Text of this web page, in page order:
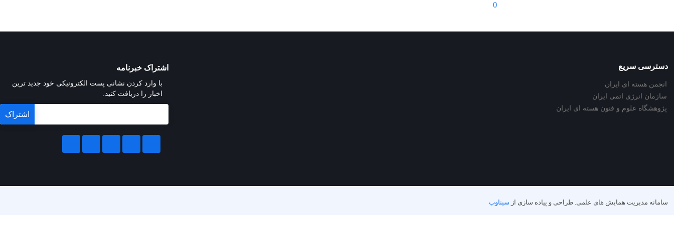
0
دسترسی سریع
انجمن هسته ای ایران
سازمان انرژی اتمی ایران
پژوهشگاه علوم و فنون هسته ای ایران
اشتراک خبرنامه
با وارد کردن نشانی پست الکترونیکی خود جدید ترین
اخبار را دریافت کنید.
سامانه مدیریت همایش های علمی. طراحی و پیاده سازی از سیناوب